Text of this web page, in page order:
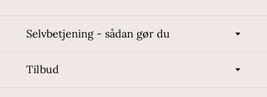
Selvbetjening - sådan gør du
Tilbud